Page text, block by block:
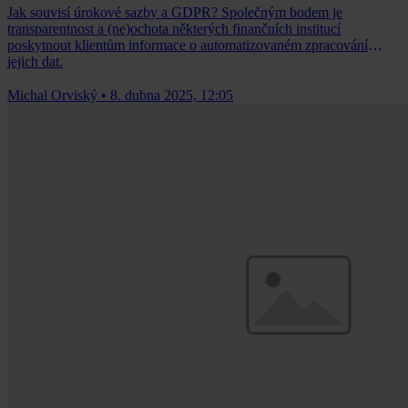
Jak souvisí úrokové sazby a GDPR? Společným bodem je
transparentnost a (ne)ochota některých finančních institucí
poskytnout klientům informace o automatizovaném zpracování
jejich dat.
Michal Orviský • 8. dubna 2025, 12:05